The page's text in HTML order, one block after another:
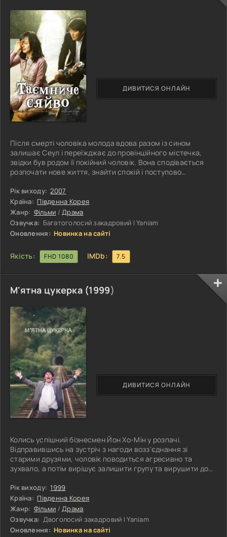
Після смерті чоловіка молода вдова разом із сином
залишає Сеул і переїжджає до провінційного містечка,
звідки був родом її покійний чоловік. Вона сподівається
розпочати нове життя, знайти спокій і поступово
нового середовища виявляється значно складніше, ніж
вона очікувала. Попри доброзичливість місцевих жителів,
жінка відчуває себе чужою серед людей, які живуть
звичним і впорядкованим життям. Поступово вона
знайомиться з мешканцями містечка
Рік виходу: 2007
Країна: Південна Корея
Жанр: Фільми /Драма
Озвучка: Багатоголосий закадровий | Yaniam
Оновлення: Новинка на сайті
Якість: FHD 1080 IMDb: 7.5
ДИВИТИСЯ ОНЛАЙН
М'ятна цукерка (1999)
Колись успішний бізнесмен Йон Хо-Мін у розпачі.
Відправившись на зустріч з нагоди возз'єднання зі
старими друзями, чоловік поводиться агресивно та
зухвало, а потім вирішує залишити групу та вирушити до
мосту, чекаючи на наступний поїзд, його старі приятелі
усвідомлюють, що він має намір покінчити життя
самогубством. У міру того, як поїзд продовжує невпинно
наближатися до мосту, проноситься серія спогадів про
шість ключових розділів життя
Рік виходу: 1999
Країна: Південна Корея
Жанр: Фільми /Драма
Озвучка: Двоголосий закадровий | Yaniam
Оновлення: Новинка на сайті
ДИВИТИСЯ ОНЛАЙН